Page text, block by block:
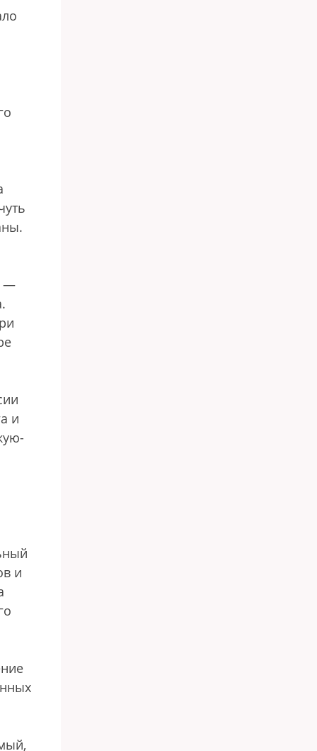
—
и
и